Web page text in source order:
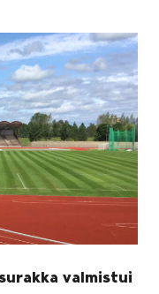
valmistui